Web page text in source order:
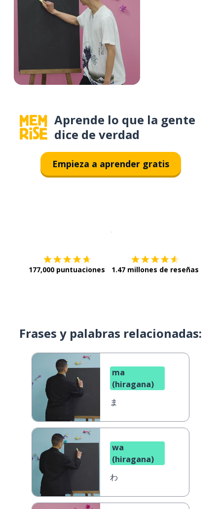
Aprende lo que la gente
dice de verdad
Empieza a aprender gratis
177,000 puntuaciones 1.47 millones de reseñas
Frases y palabras relacionadas:
ma
(hiragana)
ま
wa
(hiragana)
わ